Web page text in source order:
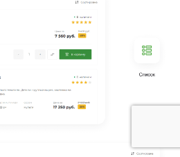
отображения мобильного